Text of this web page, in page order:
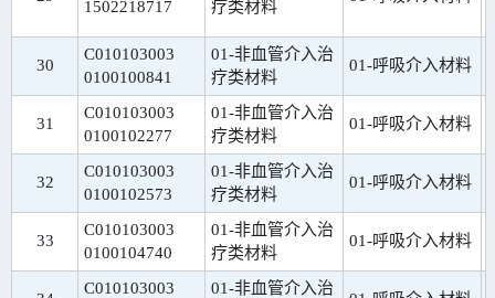
1502218717
疗类材料
30
C010103003
0100100841
01-非血管介入治
疗类材料
01-呼吸介入材料
31
C010103003
0100102277
01-非血管介入治
疗类材料
01-呼吸介入材料
32
C010103003
0100102573
01-非血管介入治
疗类材料
01-呼吸介入材料
33
C010103003
0100104740
01-非血管介入治
疗类材料
01-呼吸介入材料
C010103003
01-非血管介入治